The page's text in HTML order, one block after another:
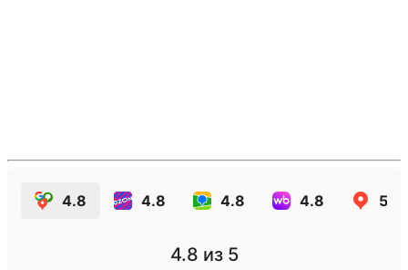
4.8 4.8 4.8 4.8 5.0
4.8 из 5